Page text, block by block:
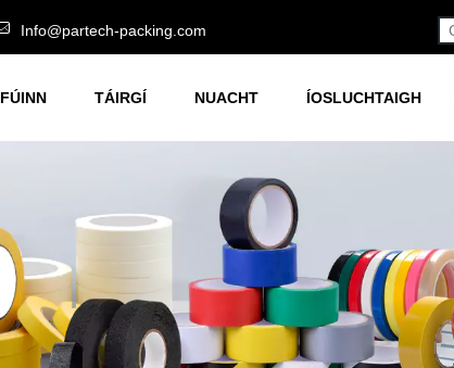
Info@partech-packing.com
FÚINN TÁIRGÍ NUACHT ÍOSLUCHTAIGH